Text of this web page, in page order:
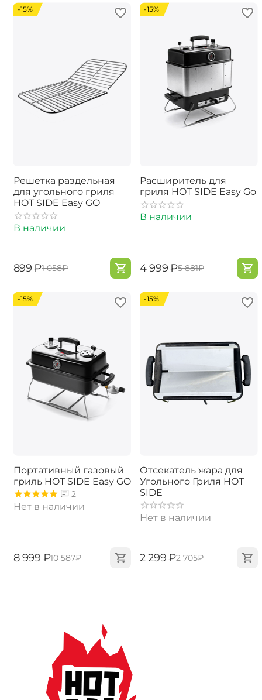
-15%
Решетка раздельная
для угольного гриля
HOT SIDE Easy GO
В наличии
‍899‍ ₽‍1 058‍₽
-15%
Расширитель для
гриля HOT SIDE Easy Go
В наличии
‍4 999‍₽‍5 881‍₽
-15%
Портативный газовый
гриль ​HOT SIDE Easy GO
2
Нет в наличии
‍8 999‍ ₽‍10 587‍₽
-15%
Отсекатель жара для
Угольного Гриля HOT
SIDE
Нет в наличии
‍2 299‍₽‍2 705‍₽